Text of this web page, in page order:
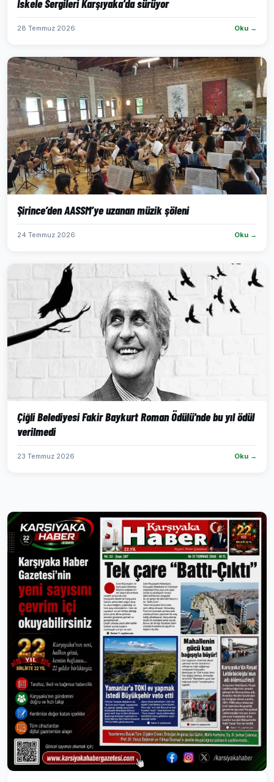
İskele Sergileri Karşıyaka'da sürüyor
28 Temmuz 2026 Oku →
Şirince’den AASSM’ye uzanan müzik şöleni
24 Temmuz 2026 Oku →
Çiğli Belediyesi Fakir Baykurt Roman Ödülü'nde bu yıl ödül
verilmedi
23 Temmuz 2026 Oku →